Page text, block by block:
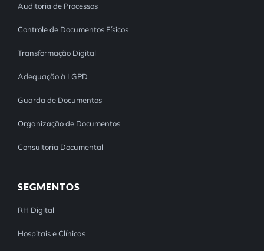
Auditoria de Processos
Controle de Documentos Físicos
Transformação Digital
Adequação à LGPD
Guarda de Documentos
Organização de Documentos
Consultoria Documental
SEGMENTOS
RH Digital
Hospitais e Clínicas